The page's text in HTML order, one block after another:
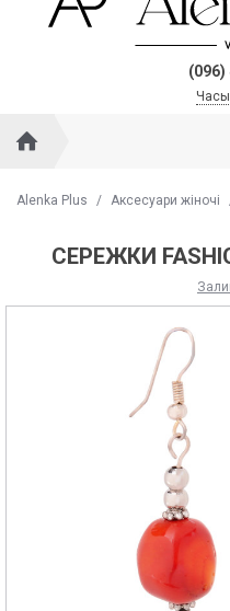
(096)
Часы
Alenka Plus / Аксесуари жіночі
СЕРЕЖКИ